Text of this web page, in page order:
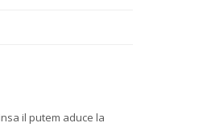
il putem aduce la